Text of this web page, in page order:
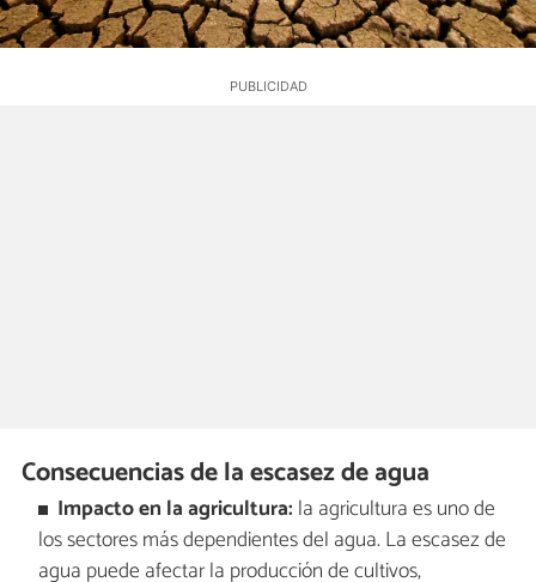
Consecuencias de la escasez de agua
Impacto en la agricultura: la agricultura es uno de
los sectores más dependientes del agua. La escasez de
agua puede afectar la producción de cultivos,